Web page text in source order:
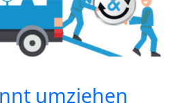
umziehen